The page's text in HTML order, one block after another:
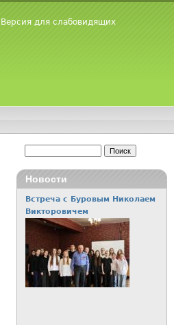
Версия для слабовидящих
Новости
Встреча с Буровым Николаем
Викторовичем